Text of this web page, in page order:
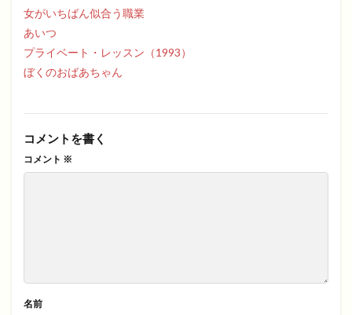
女がいちばん似合う職業
あいつ
プライベート・レッスン（1993）
ぼくのおばあちゃん
コメントを書く
コメント ※
名前